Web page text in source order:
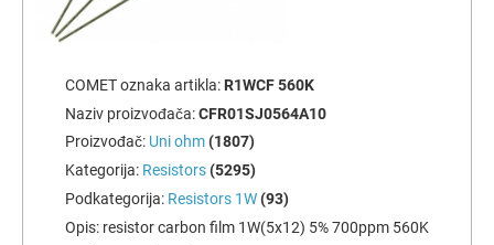
COMET oznaka artikla: R1WCF 560K
Naziv proizvođača:CFR01SJ0564A10
Proizvođač: Uni ohm(1807)
Kategorija: Resistors(5295)
Podkategorija: Resistors 1W(93)
Opis: resistor carbon film 1W(5x12) 5% 700ppm 560K